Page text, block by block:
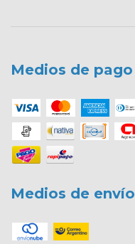
Medios de pago
Medios de envío